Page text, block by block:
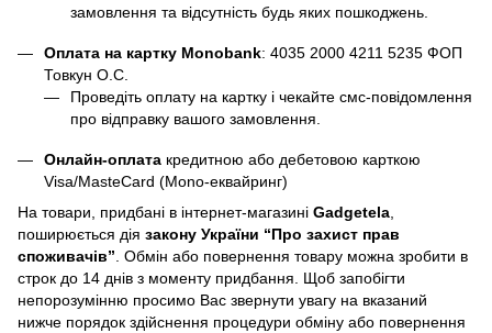
замовлення та відсутність будь яких пошкоджень.
Оплата на картку Monobank: 4035 2000 4211 5235 ФОП
Товкун О.С.
Проведіть оплату на картку і чекайте смс-повідомлення
про відправку вашого замовлення.
Онлайн-оплата кредитною або дебетовою карткою
Visa/MasteCard (Mono-еквайринг)
На товари, придбані в інтернет-магазині Gadgetela
поширюється дія закону України “Про захист прав
споживачів” . Обмін або повернення товару можна зробити в
строк до 14 днів з моменту придбання. Щоб запобігти
непорозумінню просимо Вас звернути увагу на вказаний
нижче порядок здійснення процедури обміну або повернення